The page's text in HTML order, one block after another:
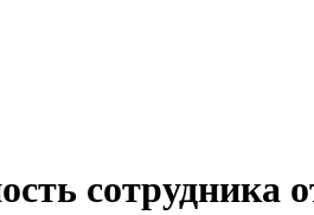
сотрудника